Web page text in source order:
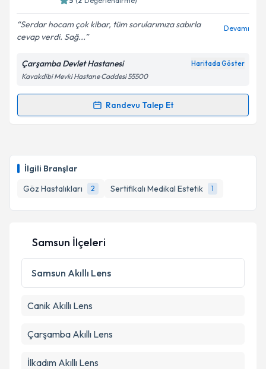
İlgili Branşlar
Göz Hastalıkları
2 Sertifikalı Medikal Estetik 1
Serdar hocam çok kibar, tüm sorularımıza sabırla
cevap verdi. Sağ...
Devamı
Çarşamba Devlet Hastanesi Haritada Göster
Kavakdibi Mevki Hastane Caddesi 55500
Randevu Talep Et
Randevu Takvimi Talebi
takvim hazırlandığında e-posta ile bilgilendireceğiz.
E-posta Adresiniz
Kişisel verilerimin işlenmesine ilişkinAydınlatma
Metni 'ni okudum ve kişisel verilerimin belirtilen
kapsamda işlenmesini kabul ediyorum.
Samsun İlçeleri
Samsun Akıllı Lens
Canik Akıllı Lens
Çarşamba Akıllı Lens
İlkadım Akıllı Lens